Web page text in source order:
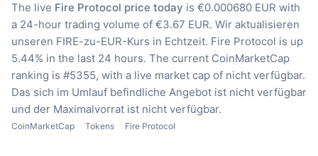
The live Fire Protocol price today is €0.000680 EUR with
a 24-hour trading volume of €3.67 EUR. Wir aktualisieren
unseren FIRE-zu-EUR-Kurs in Echtzeit. Fire Protocol is up
5.44% in the last 24 hours. The current CoinMarketCap
ranking is #5355, with a live market cap of nicht verfügbar.
Das sich im Umlauf befindliche Angebot ist nicht verfügbar
und der Maximalvorrat ist nicht verfügbar.
CoinMarketCap Tokens Fire Protocol